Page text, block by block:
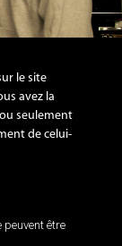
le site
avez la
seulement
de celui-
peuvent être